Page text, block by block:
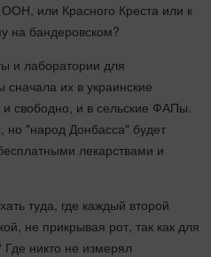
или Красного Креста или к
на бандеровском?
и лаборатории для
их в украинские
свободно, и в сельские ФАПы.
"народ Донбасса" будет
лекарствами и
туда, где каждый второй
не прикрывая рот, так как для
Где никто не измерял